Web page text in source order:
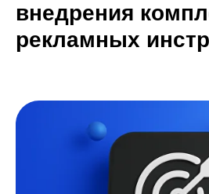
внедрения
рекламных